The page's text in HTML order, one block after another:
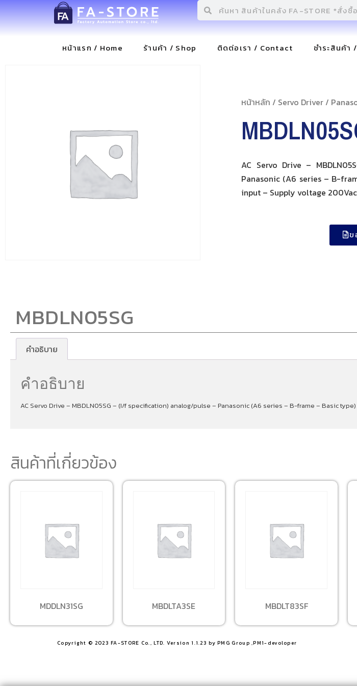
หน้าแรก / Home ร้านค้า / Shop ติดต่อเรา / Contact ชำระสินค้า
หน้าหลัก / Servo Driver /
AC Servo Drive –
Panasonic (A6 series – B-
input – Supply voltage
ข
MBDLN05SG
คำอธิบาย
คำอธิบาย
AC Servo Drive – MBDLN05SG – (I/f specification) analog/pulse – Panasonic (A6 series – B-frame – Basic
สินค้าที่เกี่ยวข้อง
MDDLN31SG MBDLTA3SE MBDLT83SF
Copyright © 2023 FA-STORE Co., LTD. Version 1.1.23 by PMG Group ,PM1-devoloper​